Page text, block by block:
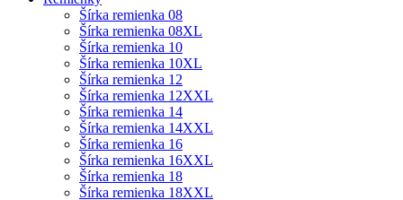
Šírka remienka 08
Šírka remienka 08XL
Šírka remienka 10
Šírka remienka 10XL
Šírka remienka 12
Šírka remienka 12XXL
Šírka remienka 14
Šírka remienka 14XXL
Šírka remienka 16
Šírka remienka 16XXL
Šírka remienka 18
Šírka remienka 18XXL